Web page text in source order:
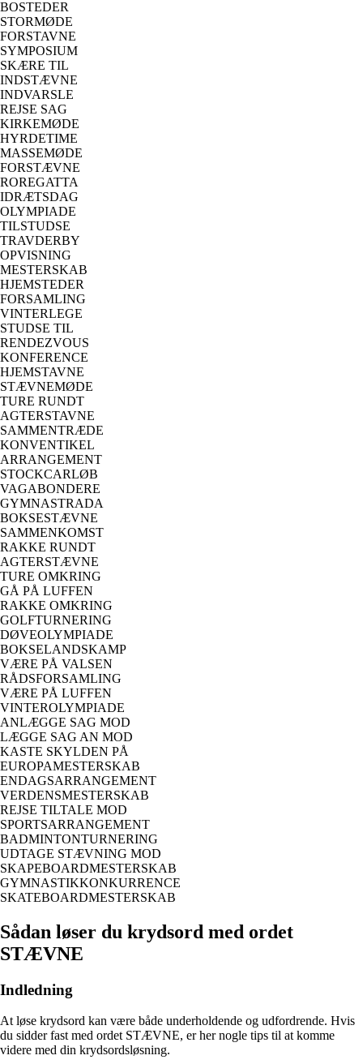
BOSTEDER
STORMØDE
FORSTAVNE
SYMPOSIUM
SKÆRE TIL
INDSTÆVNE
INDVARSLE
REJSE SAG
KIRKEMØDE
HYRDETIME
MASSEMØDE
FORSTÆVNE
ROREGATTA
IDRÆTSDAG
OLYMPIADE
TILSTUDSE
TRAVDERBY
OPVISNING
MESTERSKAB
HJEMSTEDER
FORSAMLING
VINTERLEGE
STUDSE TIL
RENDEZVOUS
KONFERENCE
HJEMSTAVNE
STÆVNEMØDE
TURE RUNDT
AGTERSTAVNE
SAMMENTRÆDE
KONVENTIKEL
ARRANGEMENT
STOCKCARLØB
VAGABONDERE
GYMNASTRADA
BOKSESTÆVNE
SAMMENKOMST
RAKKE RUNDT
AGTERSTÆVNE
TURE OMKRING
GÅ PÅ LUFFEN
RAKKE OMKRING
GOLFTURNERING
DØVEOLYMPIADE
BOKSELANDSKAMP
VÆRE PÅ VALSEN
RÅDSFORSAMLING
VÆRE PÅ LUFFEN
VINTEROLYMPIADE
ANLÆGGE SAG MOD
LÆGGE SAG AN MOD
KASTE SKYLDEN PÅ
EUROPAMESTERSKAB
ENDAGSARRANGEMENT
VERDENSMESTERSKAB
REJSE TILTALE MOD
SPORTSARRANGEMENT
BADMINTONTURNERING
UDTAGE STÆVNING MOD
SKAPEBOARDMESTERSKAB
GYMNASTIKKONKURRENCE
SKATEBOARDMESTERSKAB
Sådan løser du krydsord med ordet
STÆVNE
Indledning
At løse krydsord kan være både underholdende og udfordrende. Hvis
du sidder fast med ordet STÆVNE, er her nogle tips til at komme
videre med din krydsordsløsning.